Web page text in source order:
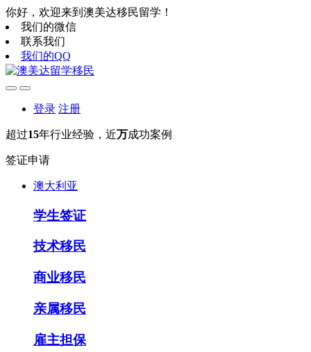
你好，欢迎来到澳美达移民留学！
我们的微信
联系我们
我们的QQ
登录 注册
超过15年行业经验，近万成功案例
签证申请
澳大利亚
学生签证
技术移民
商业移民
亲属移民
雇主担保